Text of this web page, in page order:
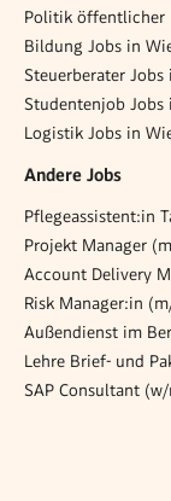
Politik öffentlicher
Bildung Jobs in
Steuerberater Jobs
Studentenjob Jobs
Logistik Jobs in
Andere Jobs
Projekt Manager
Account Delivery
Risk Manager:in
Außendienst im
SAP Consultant